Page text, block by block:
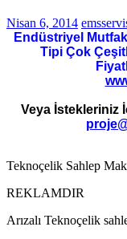
Nisan 6, 2014
Endüstriyel
Tipi Çok
Veya İstekleriniz
Teknoçelik Sahlep
REKLAMDIR
Arızalı Teknoçelik